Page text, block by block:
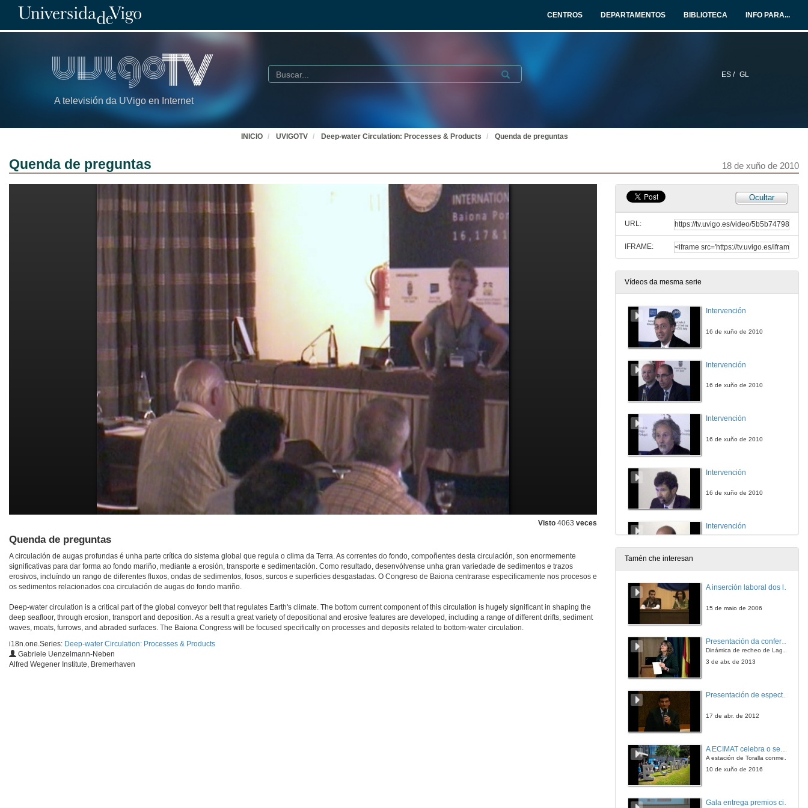
CENTROS DEPARTAMENTOS BIBLIOTECA INFO PARA...
A televisión da UVigo en Internet
ES / GL
Buscar Submit
INICIO UVIGOTV Deep-water Circulation: Processes & Products Quenda de preguntas
Quenda de preguntas 18 de xuño de 2010
Visto 4063 veces
Quenda de preguntas
A circulación de augas profundas é unha parte crítica do sistema global que regula o clima da Terra. As correntes do fondo, compoñentes desta circulación, son enormemente
significativas para dar forma ao fondo mariño, mediante a erosión, transporte e sedimentación. Como resultado, desenvólvense unha gran variedade de sedimentos e trazos
erosivos, incluíndo un rango de diferentes fluxos, ondas de sedimentos, fosos, surcos e superficies desgastadas. O Congreso de Baiona centrarase especificamente nos procesos e
os sedimentos relacionados coa circulación de augas do fondo mariño.
Deep-water circulation is a critical part of the global conveyor belt that regulates Earth's climate. The bottom current component of this circulation is hugely significant in shaping the
deep seafloor, through erosion, transport and deposition. As a result a great variety of depositional and erosive features are developed, including a range of different drifts, sediment
waves, moats, furrows, and abraded surfaces. The Baiona Congress will be focused specifically on processes and deposits related to bottom-water circulation.
i18n.one.Series: Deep-water Circulation: Processes & Products
Gabriele Uenzelmann-Neben
Alfred Wegener Institute, Bremerhaven
Ocultar
URL:
IFRAME:
Vídeos da mesma serie
Intervención
16 de xuño de 2010
Intervención
16 de xuño de 2010
Intervención
16 de xuño de 2010
Intervención
16 de xuño de 2010
Intervención
16 de xuño de 2010
16 de xuño de 2010
Keynote
16 de xuño de 2010
The estimation of deep bottom current velocity from bedform observations
Tamén che interesan
A inserción laboral dos licenciados en Ciencias do Mar: a carreira investigadora
15 de maio de 2006
Dinámica de recheo de Lagoons en arrecifes de coral
3 de abr. de 2013
Presentación de espectro-radiómetros ASD
17 de abr. de 2012
A estación de Toralla conmemora a efeméride asinando un convenio coa Universidad del País Vasco
10 de xuño de 2016
Gala entrega premios ciencia que conta 2014. Fundación Barrié